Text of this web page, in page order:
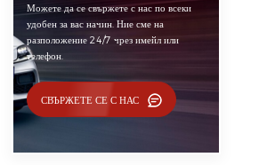
Можете да се свържете с нас по всеки
удобен за вас начин. Ние сме на
разположение 24/7 чрез имейл или
телефон.
СВЪРЖЕТЕ СЕ С НАС